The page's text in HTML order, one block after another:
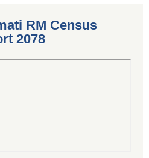
RM Census
2078